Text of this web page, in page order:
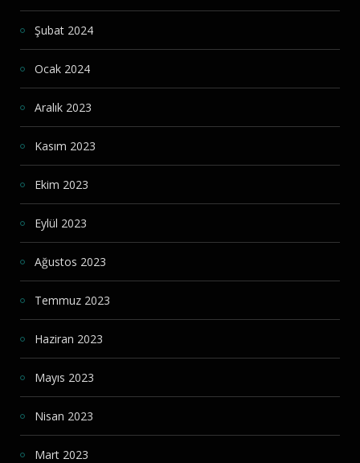
Şubat 2024
Ocak 2024
Aralık 2023
Kasım 2023
Ekim 2023
Eylül 2023
Ağustos 2023
Temmuz 2023
Haziran 2023
Mayıs 2023
Nisan 2023
Mart 2023